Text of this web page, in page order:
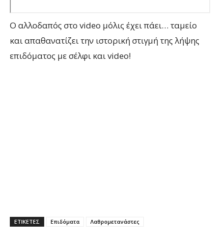
Ο αλλοδαπός στο video μόλις έχει πάει… ταμείο
και απαθανατίζει την ιστορική στιγμή της λήψης
επιδόματος με σέλφι και video!
ΕΤΙΚΕΤΕΣ Επιδόματα Λαθρομετανάστες